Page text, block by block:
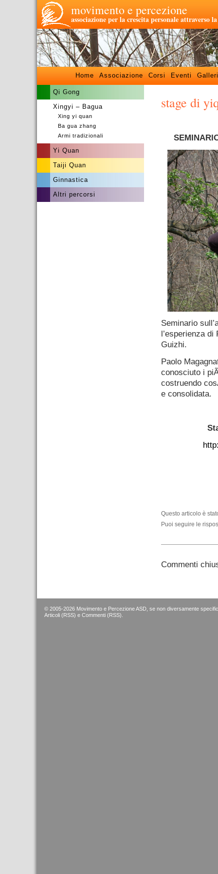
movimento e percezione
associazione per la crescita personale attraverso
Home Associazione Corsi Eventi
Qi Gong
Xingyi – Bagua
Xing yi quan
Ba gua zhang
Armi tradizionali
Yi Quan
Taiji Quan
Ginnastica
Altri percorsi
stage di
Seminario
l’esperienza
Guizhi.
Paolo
conosciuto i
costruendo
e consolidata.
Questo articolo è
Puoi seguire le
Commenti
© 2005-2026 Movimento e Percezione ASD, se non diversamente
Articoli (RSS) e Commenti (RSS)